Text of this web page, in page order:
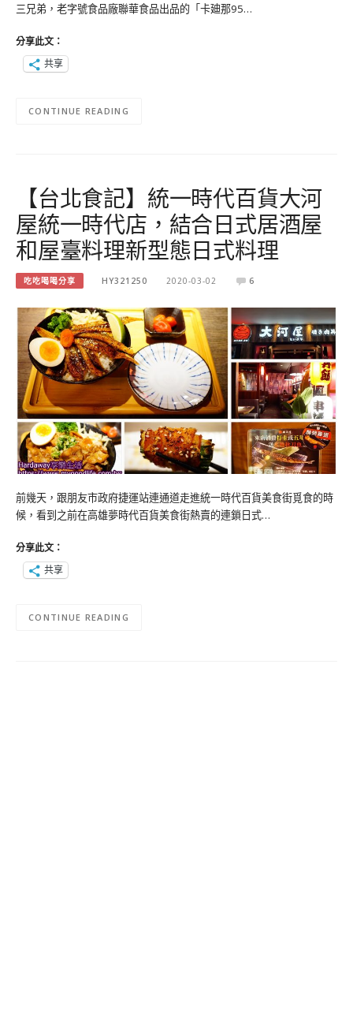
三兄弟，老字號食品廠聯華食品出品的「卡廸那95…
分享此文：
共享
CONTINUE READING
【台北食記】統一時代百貨大河
屋統一時代店，結合日式居酒屋
和屋臺料理新型態日式料理
吃吃喝喝分享 HY321250 2020-03-02 6
前幾天，跟朋友市政府捷運站連通道走進統一時代百貨美食街覓食的時
候，看到之前在高雄夢時代百貨美食街熱賣的連鎖日式…
分享此文：
共享
CONTINUE READING